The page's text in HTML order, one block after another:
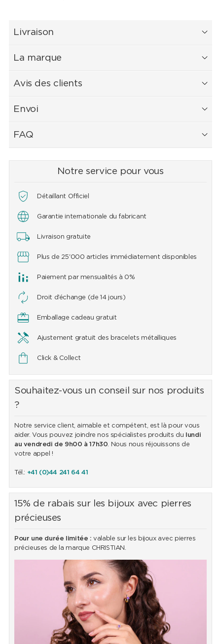
Livraison
La marque
Avis des clients
Envoi
FAQ
Notre service pour vous
Détaillant Officiel
Garantie internationale du fabricant
Livraison gratuite
Plus de 25'000 articles immédiatement disponibles
Paiement par mensualités à 0%
Droit d’échange (de 14 jours)
Emballage cadeau gratuit
Ajustement gratuit des bracelets métalliques
Click & Collect
Souhaitez-vous un conseil sur nos produits
?
Notre service client, aimable et compétent, est là pour vous
aider. Vous pouvez joindre nos spécialistes produits du
lundi
au vendredi de 9h00 à 17h30. Nous nous réjouissons de
votre appel !
Tél.: +41 (0)44 241 64 41
15% de rabais sur les bijoux avec pierres
précieuses
Pour une durée limitée : valable sur les bijoux avec pierres
précieuses de la marque CHRISTIAN.